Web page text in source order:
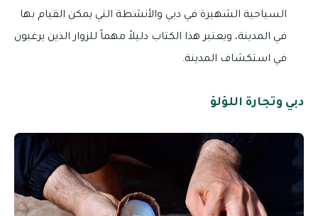
السياحية الشهيرة في دبي والأنشطة التي يمكن القيام بها
في المدينة، ويعتبر هذا الكتاب دليلاً مهماً للزوار الذين يرغبون
في استكشاف المدينة.
دبي وتجارة اللؤلؤ